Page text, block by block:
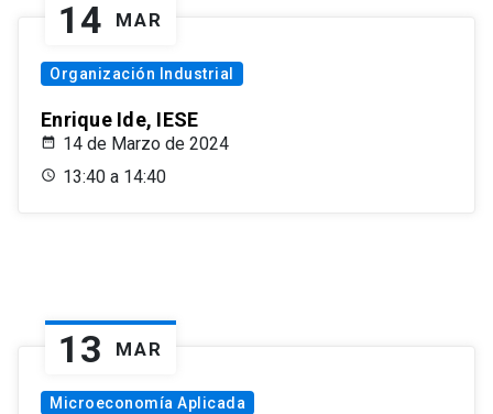
14 MAR
Organización Industrial
Enrique Ide, IESE
14 de Marzo de 2024
13:40 a 14:40
13 MAR
Microeconomía Aplicada